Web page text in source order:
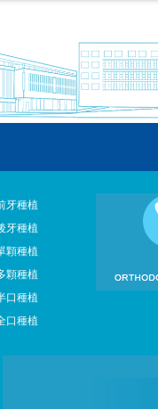
牙種植
牙種植
顆種植
顆種植
口種植
口種植